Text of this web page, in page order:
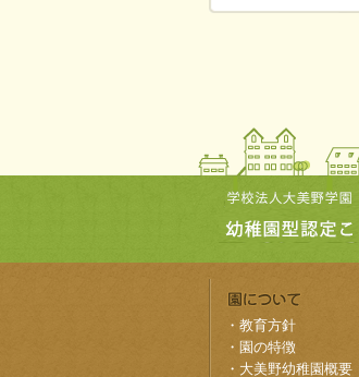
・ 教育方針
・ 園の特徴
・ 大美野幼稚園概要